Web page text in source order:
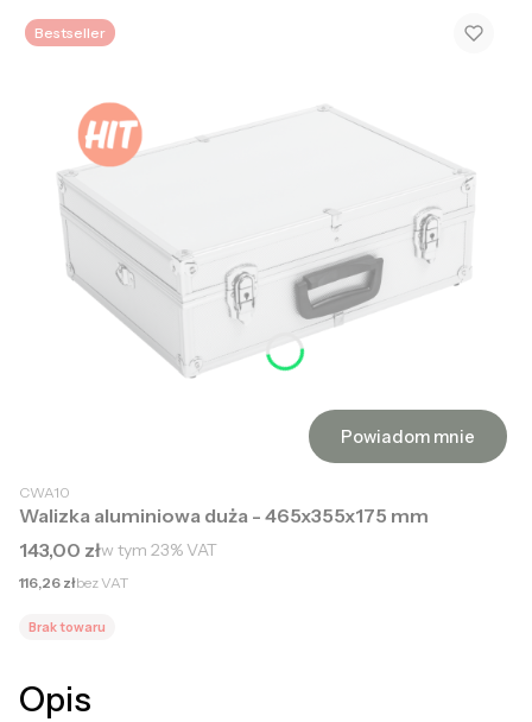
Bestseller
Powiadom mnie
CWA10
Walizka aluminiowa duża - 465x355x175 mm
Cena brutto
143,00 złw tym 23%VAT
Cena netto
116,26 złbez VAT
Brak towaru
Opis